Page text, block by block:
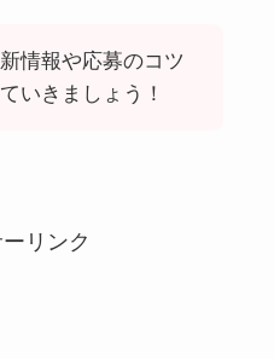
情報や応募のコツ
いきましょう！
リンク